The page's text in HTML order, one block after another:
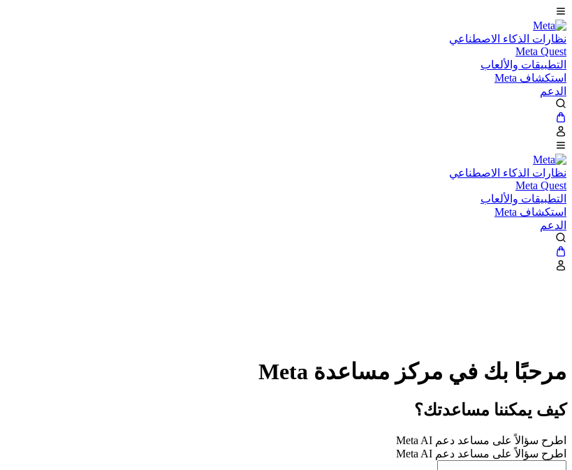
نظارات الذكاء الاصطناعي
Meta Quest
التطبيقات والألعاب
استكشاف Meta
الدعم
نظارات الذكاء الاصطناعي
Meta Quest
التطبيقات والألعاب
استكشاف Meta
الدعم
مرحبًا بك في مركز مساعدة Meta
كيف يمكننا مساعدتك؟
اطرح سؤالاً على مساعد دعم Meta AI
اطرح سؤالاً على مساعد دعم Meta AI